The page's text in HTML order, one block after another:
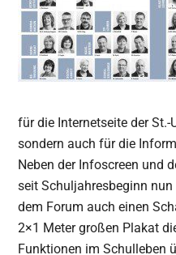
für die Internetseite der St.-
sondern auch für die
Neben der Infoscreen und
seit Schuljahresbeginn
dem Forum auch einen
2×1 Meter großen Plakat
Funktionen im Schulleben